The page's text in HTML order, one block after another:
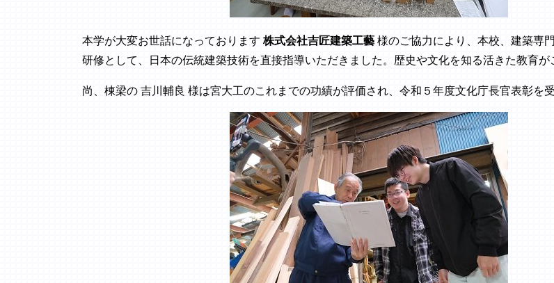
本学が大変お世話になっております 株式会社吉匠建築工藝 様のご協力により、本校、建築専
研修として、日本の伝統建築技術を直接指導いただきました。歴史や文化を知る活きた教育が
尚、棟梁の 吉川輔良 様は宮大工のこれまでの功績が評価され、令和５年度文化庁長官表彰を